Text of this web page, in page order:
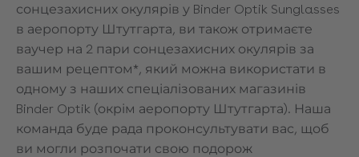
сонцезахисних окулярів у Binder Optik Sunglasses
в аеропорту Штутгарта, ви також отримаєте
ваучер на 2 пари сонцезахисних окулярів за
вашим рецептом*, який можна використати в
одному з наших спеціалізованих магазинів
Binder Optik (окрім аеропорту Штутгарта). Наша
команда буде рада проконсультувати вас, щоб
ви могли розпочати свою подорож